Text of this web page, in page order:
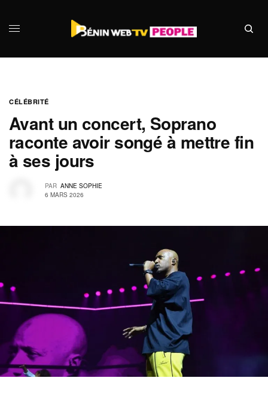
CÉLÉBRITÉ
Avant un concert, Soprano
raconte avoir songé à mettre fin
à ses jours
PAR ANNE SOPHIE
6 MARS 2026